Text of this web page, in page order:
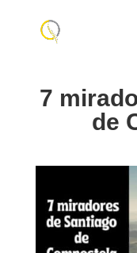
7
de